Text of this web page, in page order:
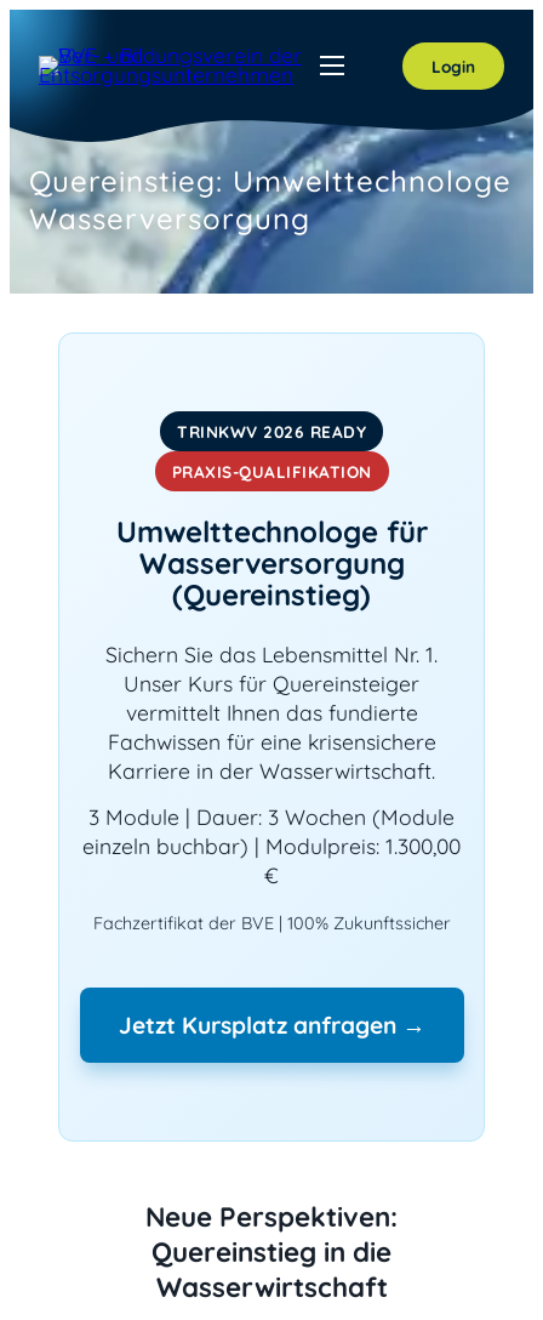
Inhalt
springen
Login
Quereinstieg: Umwelttechnologe
Wasserversorgung
TRINKWV 2026 READY
PRAXIS-QUALIFIKATION
Umwelttechnologe für
Wasserversorgung
(Quereinstieg)
Sichern Sie das Lebensmittel Nr. 1.
Unser Kurs für Quereinsteiger
vermittelt Ihnen das fundierte
Fachwissen für eine krisensichere
Karriere in der Wasserwirtschaft.
3 Module | Dauer: 3 Wochen (Module
einzeln buchbar) | Modulpreis: 1.300,00
€
Fachzertifikat der BVE | 100% Zukunftssicher
Jetzt Kursplatz anfragen →
Neue Perspektiven:
Quereinstieg in die
Wasserwirtschaft